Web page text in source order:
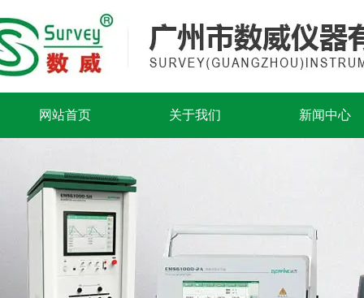
网站首页 关于我们 新闻中心